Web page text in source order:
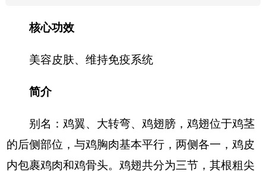
核心功效
美容皮肤、维持免疫系统
简介
别名：鸡翼、大转弯、鸡翅膀，鸡翅位于鸡茎
的后侧部位，与鸡胸肉基本平行，两侧各一，鸡皮
内包裹鸡肉和鸡骨头。鸡翅共分为三节，其根粗尖